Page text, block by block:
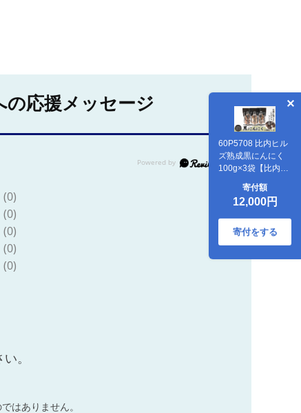
60P5708 比内ヒル
ズ熟成黒にんにく
100g×3袋【比内ヒ
ルズ((株)でんろ
寄付額
12,000円
寄付をする
の応援メッセージ
(0)
(0)
(0)
(0)
(0)
。
はありません。